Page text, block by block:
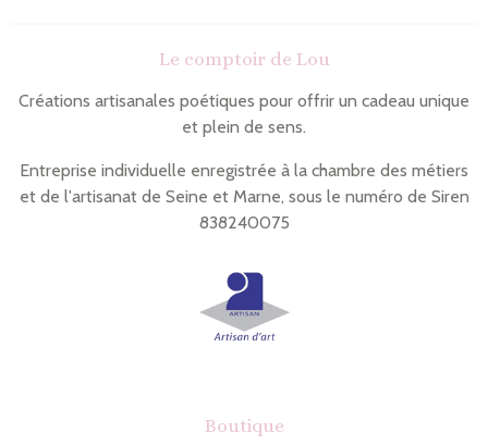
g
l
r
a
r
Le comptoir de Lou
Créations artisanales poétiques pour offrir un cadeau unique
et plein de sens.
Entreprise individuelle enregistrée à la chambre des métiers
et de l'artisanat de Seine et Marne, sous le numéro de Siren
838240075
Boutique